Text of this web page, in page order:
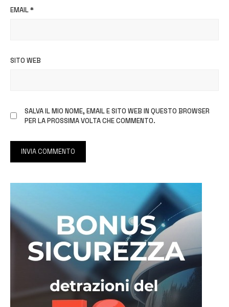
EMAIL*
SITO WEB
SALVA IL MIO NOME, EMAIL E SITO WEB IN QUESTO BROWSER
PER LA PROSSIMA VOLTA CHE COMMENTO.